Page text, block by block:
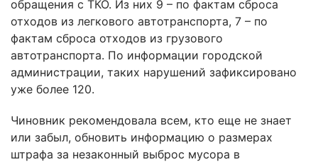
обращения с ТКО. Из них 9 – по фактам сброса
отходов из легкового автотранспорта, 7 – по
фактам сброса отходов из грузового
автотранспорта. По информации городской
администрации, таких нарушений зафиксировано
уже более 120.
Чиновник рекомендовала всем, кто еще не знает
или забыл, обновить информацию о размерах
штрафа за незаконный выброс мусора в